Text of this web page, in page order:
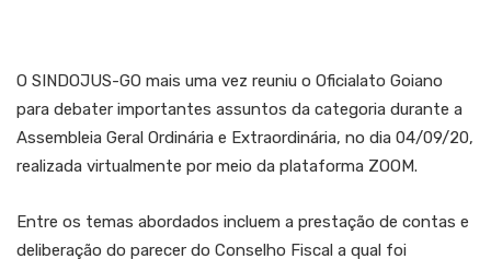
O SINDOJUS-GO mais uma vez reuniu o Oficialato Goiano
para debater importantes assuntos da categoria durante a
Assembleia Geral Ordinária e Extraordinária, no dia 04/09/20,
realizada virtualmente por meio da plataforma ZOOM.
Entre os temas abordados incluem a prestação de contas e
deliberação do parecer do Conselho Fiscal a qual foi